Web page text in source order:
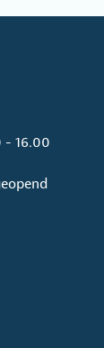
- 16.00